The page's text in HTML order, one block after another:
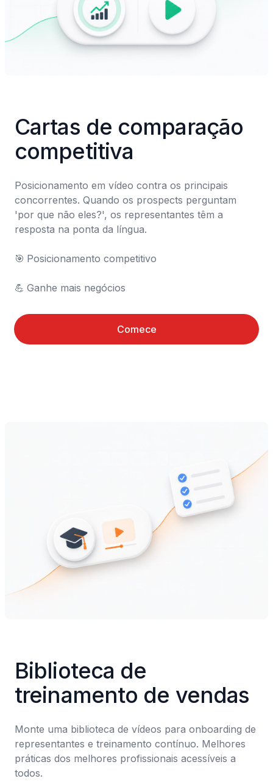
Cartas de comparação
competitiva
Posicionamento em vídeo contra os principais
concorrentes. Quando os prospects perguntam
'por que não eles?', os representantes têm a
resposta na ponta da língua.
🎯	Posicionamento competitivo
💪	Ganhe mais negócios
Comece
Biblioteca de
treinamento de vendas
Monte uma biblioteca de vídeos para onboarding de
representantes e treinamento contínuo. Melhores
práticas dos melhores profissionais acessíveis a
todos.